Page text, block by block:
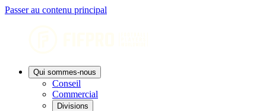
Passer au contenu principal
Qui sommes-nous
Conseil
Commercial
Divisions